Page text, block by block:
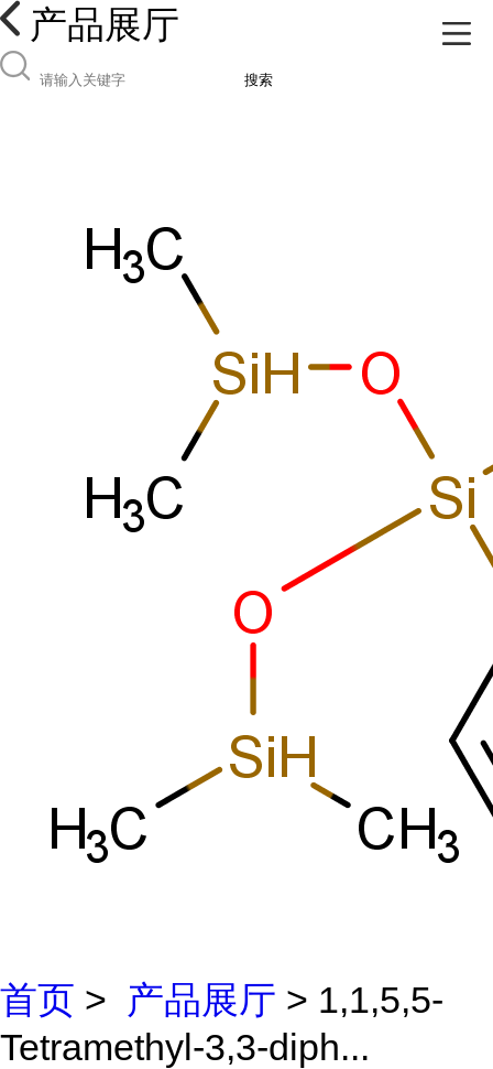
产品展厅
搜索
首页 > 产品展厅 > 1,1,5,5-
Tetramethyl-3,3-diph...